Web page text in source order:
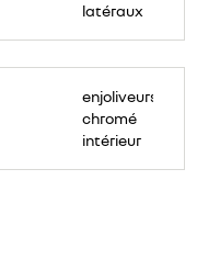
latéraux
enjoliveurs
chromé
intérieur